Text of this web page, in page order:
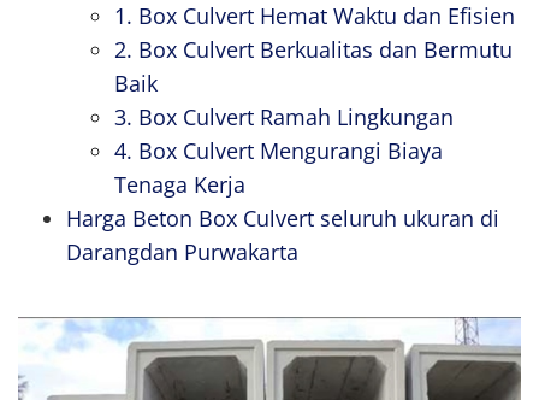
1. Box Culvert Hemat Waktu dan Efisien
2. Box Culvert Berkualitas dan Bermutu
Baik
3. Box Culvert Ramah Lingkungan
4. Box Culvert Mengurangi Biaya
Tenaga Kerja
Harga Beton Box Culvert seluruh ukuran di
Darangdan Purwakarta